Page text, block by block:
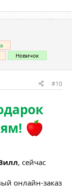
Новичок
#10
, сейчас
онлайн-заказ